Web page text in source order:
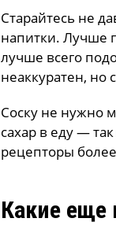
Старайтесь не
напитки. Лучше
лучше всего
неаккуратен, но
Соску не нужно
сахар в еду —
рецепторы
Какие еще